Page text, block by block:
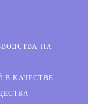
НА
КАЧЕСТВЕ